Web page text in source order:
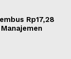
Rp17,28